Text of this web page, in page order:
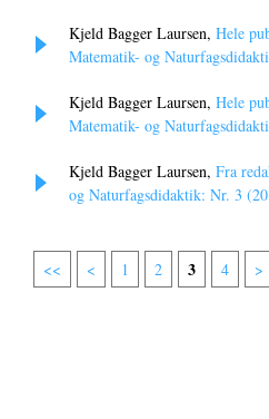
Kjeld Bagger Laursen, Hele
Matematik- og
Kjeld Bagger Laursen, Hele
Matematik- og
Kjeld Bagger Laursen, Fra
og Naturfagsdidaktik: Nr. 3
<< < 1 2 3 4 >